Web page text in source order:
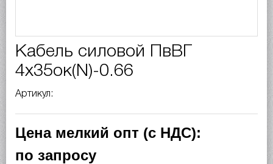
Кабель силовой ПвВГ
4х35ок(N)-0.66
Артикул:
Цена мелкий опт (с НДС):
по запросу